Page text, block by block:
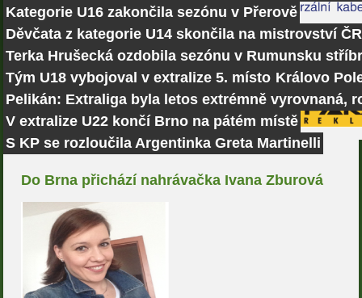
Kategorie U16 zakončila sezónu v Přerově
Děvčata z kategorie U14 skončila na mistrovství
Terka Hrušecká ozdobila sezónu v Rumunsku
Tým U18 vybojoval v extralize 5. místo Královo
Pelikán: Extraliga byla letos extrémně vyrovnaná,
V extralize U22 končí Brno na pátém místě
S KP se rozloučila Argentinka Greta Martinelli
Do Brna přichází nahrávačka Ivana Zburová